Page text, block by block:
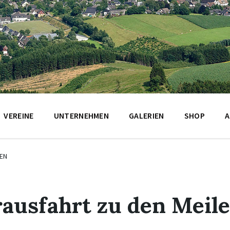
VEREINE UNTERNEHMEN GALERIEN SHOP
zu den